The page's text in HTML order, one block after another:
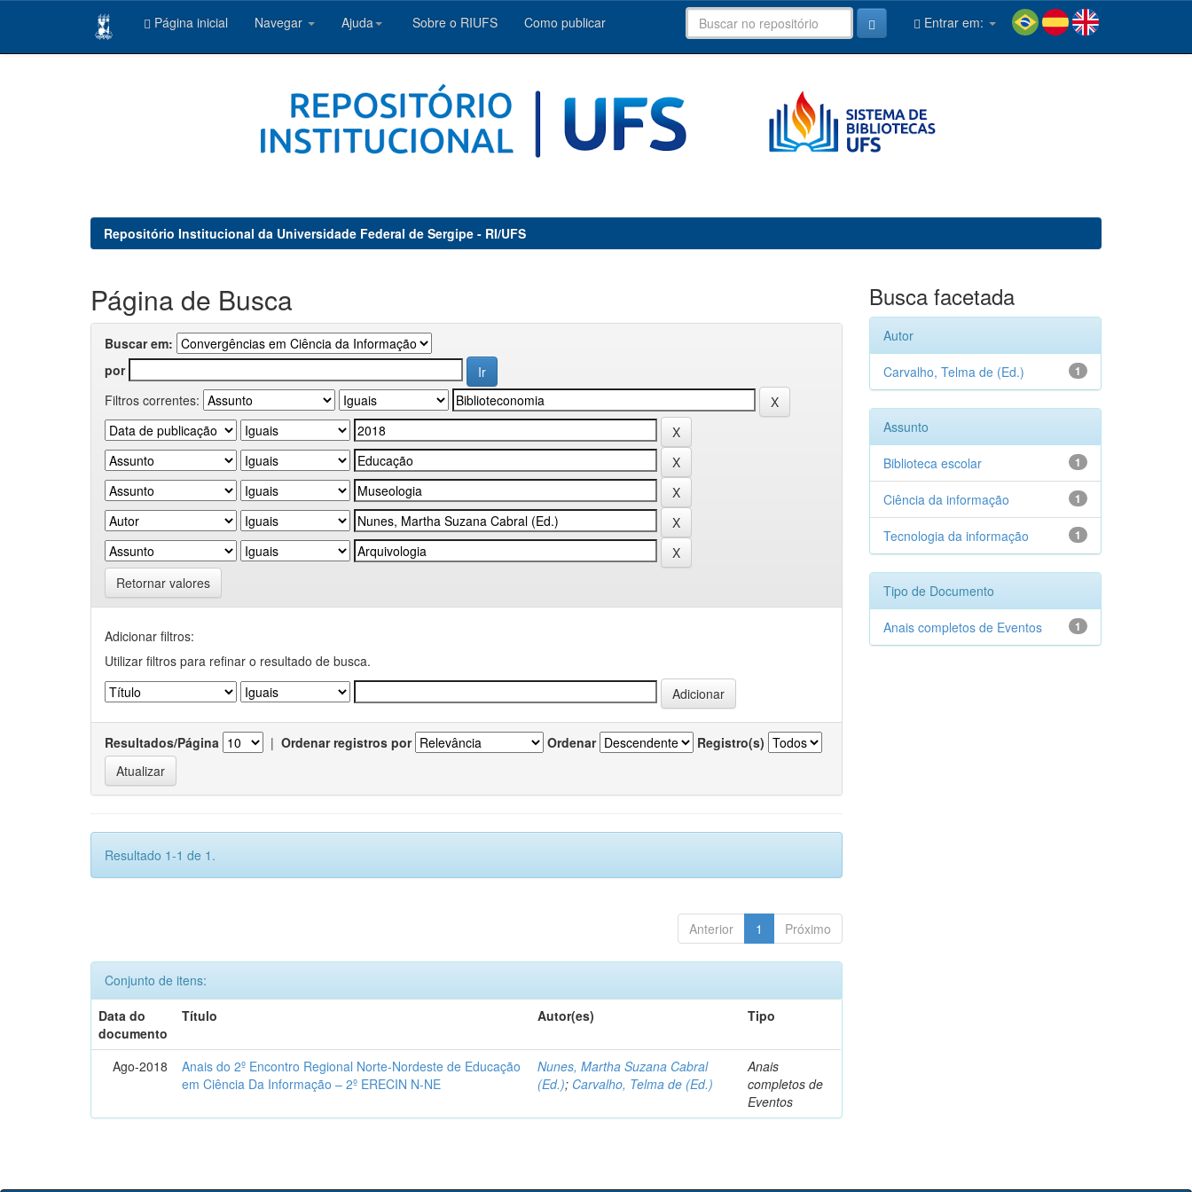
Página inicial Navegar Ajuda Sobre o RIUFS Como publicar Entrar em:
Repositório Institucional da Universidade Federal de Sergipe - RI/UFS
Página de Busca
Buscar em:
por
Filtros correntes:
Retornar valores
Adicionar filtros:
Utilizar filtros para refinar o resultado de busca.
Resultados/Página | Ordenar registros por Ordenar Registro(s)
Resultado 1-1 de 1.
Anterior 1 Próximo
Conjunto de itens:
Data do
documento
Título Autor(es) Tipo
Ago-2018
Anais do 2º Encontro Regional Norte-Nordeste de Educação
em Ciência Da Informação – 2º ERECIN N-NE
Nunes, Martha Suzana Cabral
(Ed.); Carvalho, Telma de (Ed.)
Anais
completos de
Eventos
Busca facetada
Autor
1
Carvalho, Telma de (Ed.)
Assunto
1
Biblioteca escolar
1
Ciência da informação
1
Tecnologia da informação
Tipo de Documento
1
Anais completos de Eventos